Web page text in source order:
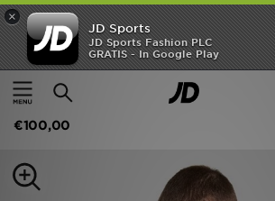
×
JD Sports
JD Sports Fashion PLC
GRATIS - In Google Play
Thuis
Mannen Herenkleding Jassen
Nike Tech Sun Shell Jacket
€100,00
New In
Heren
Collecties